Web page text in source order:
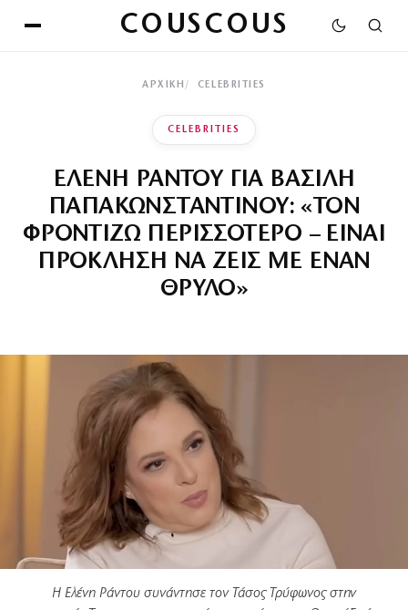
COUSCOUS
ΑΡΧΙΚΉ CELEBRITIES
CELEBRITIES
ΕΛΕΝΗ ΡΑΝΤΟΥ ΓΙΑ ΒΑΣΙΛΗ
ΠΑΠΑΚΩΝΣΤΑΝΤΙΝΟΥ: «ΤΟΝ
ΦΡΟΝΤΙΖΩ ΠΕΡΙΣΣΟΤΕΡΟ – ΕΙΝΑΙ
ΠΡΟΚΛΗΣΗ ΝΑ ΖΕΙΣ ΜΕ ΕΝΑΝ
ΘΡΥΛΟ»
Η Ελένη Ράντου συνάντησε τον Τάσος Τρύφωνος στην